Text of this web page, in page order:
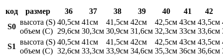
код размер 36 37 38 39 40 41
42
S0
высота (S)
объем (C)
40,5см
29,6см
41см
30,3см
41,5см
30,9см
42см
31,6см
42,5см
32,3см
43см
33см
43,5см
33,6см
S1
высота (S)
объем (C)
40,5см
32,6см
41см
33,3см
41,5см
33,9см
42см
34,6см
42,5см
35,3см
43см
36см
43,5см
36,6см